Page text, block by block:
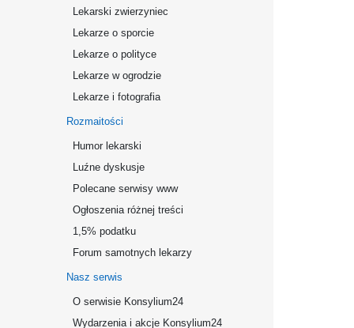
Lekarski zwierzyniec
Lekarze o sporcie
Lekarze o polityce
Lekarze w ogrodzie
Lekarze i fotografia
Rozmaitości
Humor lekarski
Luźne dyskusje
Polecane serwisy www
Ogłoszenia różnej treści
1,5% podatku
Forum samotnych lekarzy
Nasz serwis
O serwisie Konsylium24
Wydarzenia i akcje Konsylium24